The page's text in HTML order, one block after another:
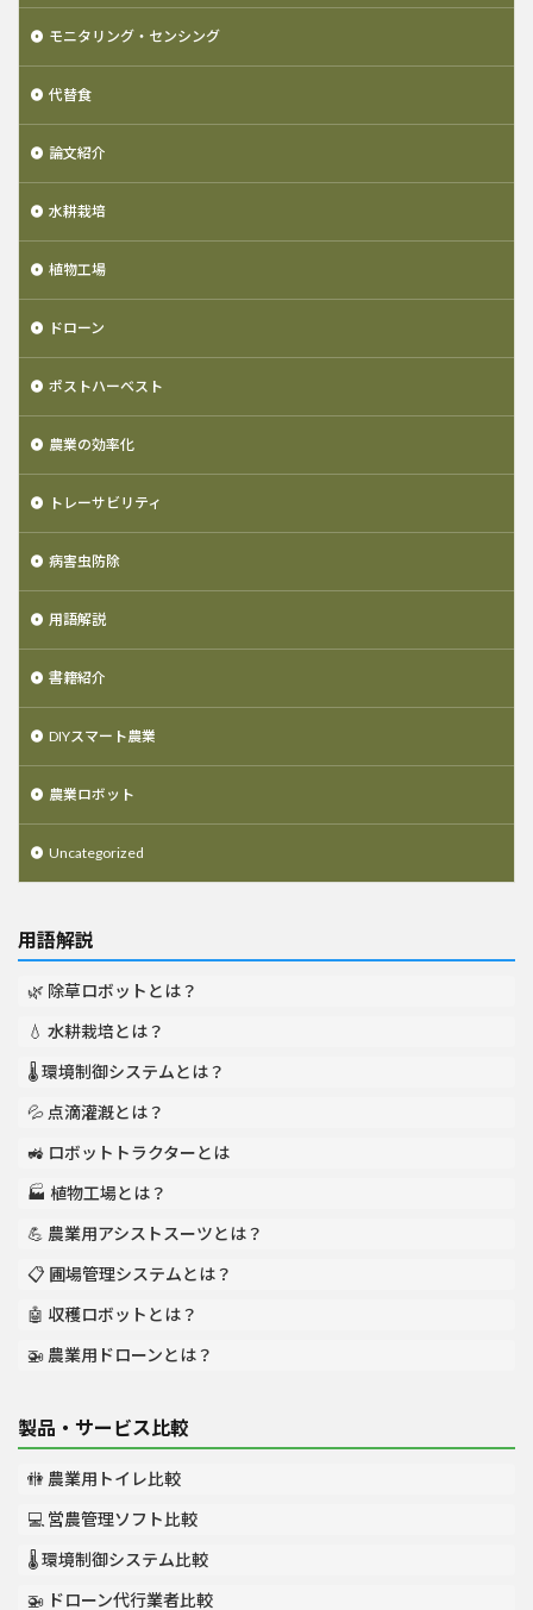
モニタリング・センシング
代替食
論文紹介
水耕栽培
植物工場
ドローン
ポストハーベスト
農業の効率化
トレーサビリティ
病害虫防除
用語解説
書籍紹介
DIYスマート農業
農業ロボット
Uncategorized
用語解説
🌿 除草ロボットとは？
💧 水耕栽培とは？
🌡️ 環境制御システムとは？
💦 点滴灌漑とは？
🚜 ロボットトラクターとは
🏭 植物工場とは？
💪 農業用アシストスーツとは？
📋 圃場管理システムとは？
🤖 収穫ロボットとは？
🚁 農業用ドローンとは？
製品・サービス比較
🚻 農業用トイレ比較
💻 営農管理ソフト比較
🌡️ 環境制御システム比較
🚁 ドローン代行業者比較